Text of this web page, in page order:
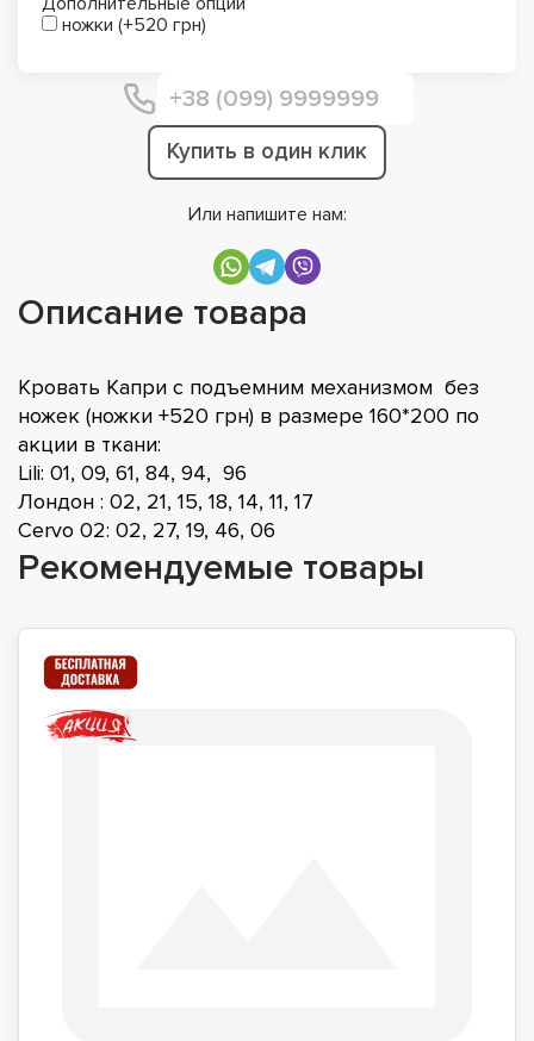
ножки (+520 грн)
Купить в один клик
Или напишите нам:
Описание товара
Кровать Капри с подъемним механизмом без
ножек (ножки +520 грн) в размере 160*200 по
акции в ткани:
Lili: 01, 09, 61, 84, 94, 96
Лондон : 02, 21, 15, 18, 14, 11, 17
Cervo 02: 02, 27, 19, 46, 06
Рекомендуемые товары